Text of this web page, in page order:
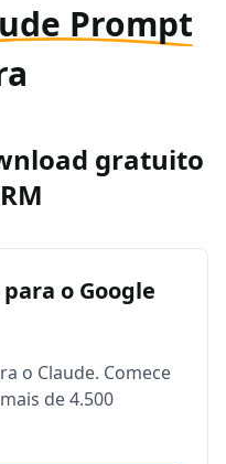
Prompt
gratuito
o Google
o Claude. Comece
de 4.500